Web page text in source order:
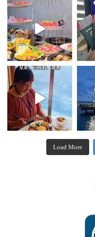
Load More